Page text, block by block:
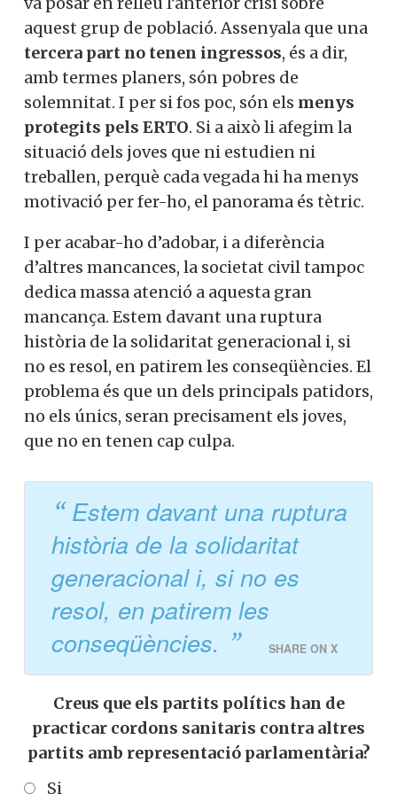
Però, de moment ni cinc de calaix.
El Banc d’Espanya considera que la
pandèmia ha agreujat les deficiències que
va posar en relleu l’anterior crisi sobre
aquest grup de població. Assenyala que
unatercera part no tenen ingressos
dir, amb termes planers, són pobres de
solemnitat. I per si fos poc, són els menys
situació dels joves que ni estudien ni
treballen, perquè cada vegada hi ha menys
motivació per fer-ho, el panorama és
tètric.
I per acabar-ho d’adobar, i a diferència
d’altres mancances, la societat civil
tampoc dedica massa atenció a aquesta
gran mancança. Estem davant una
generacional i, si no es resol, en patirem
les conseqüències. El problema és que un
dels principals patidors, no els únics,
seran precisament els joves, que no en
tenen cap culpa.
Estem davant una
ruptura història de la
solidaritat generacional i, si
no es resol, en patirem les
conseqüències.
Et convidem a participar i
ser un
membre actiu de la nostra
comunitat.
Si, vull col·laborar activament
No, però vull rebre el butlletí